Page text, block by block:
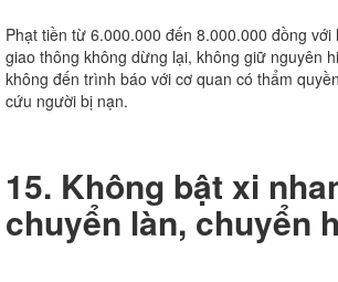
Phạt tiền từ 6.000.000 đến 8.000.000 đồng với
giao thông không dừng lại, không giữ nguyên
không đến trình báo với cơ quan có thẩm
cứu người bị nạn.
15. Không bật xi
chuyển làn, chuyển